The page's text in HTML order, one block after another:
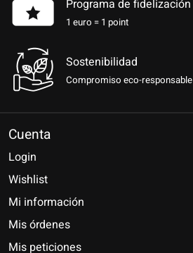
Programa de fidelización
1 euro = 1 point
Sostenibilidad
Compromiso eco-responsable
Cuenta
Login
Wishlist
Mi información
Mis órdenes
Mis peticiones